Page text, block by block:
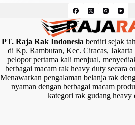
PT. Raja Rak Indonesiaberdiri sejak
di Kp. Rambutan, Kec. Ciracas, Jakarta
pelopor pertama kali menjual,
berbagai macam rak heavy duty secara
Menawarkan pengalaman belanja rak
nyaman dengan berbagai macam
kategori rak gudang heavy